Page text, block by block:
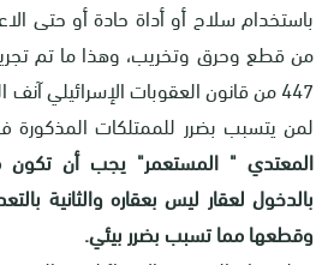
باستخدام سلاح أو أداة حادة أو حتى
من قطع وحرق وتخريب، وهذا ما تم
لمن يتسبب بضرر للممتلكات المذكورة في
المعتدي " المستعمر" يجب أن تكون
بالدخول لعقار ليس بعقاره والثانية
وقطعها مما تسبب بضرر بيئي.